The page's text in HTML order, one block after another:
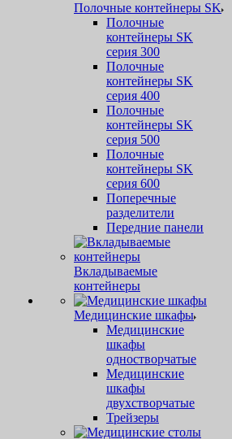
Полочные контейнеры SK
Полочные
контейнеры SK
серия 300
Полочные
контейнеры SK
серия 400
Полочные
контейнеры SK
серия 500
Полочные
контейнеры SK
серия 600
Поперечные
разделители
Передние панели
Вкладываемые
контейнеры
Медицинские шкафы
Медицинские
шкафы
одностворчатые
Медицинские
шкафы
двухстворчатые
Трейзеры